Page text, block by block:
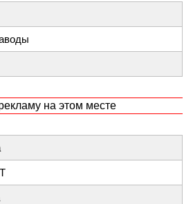
на этом месте